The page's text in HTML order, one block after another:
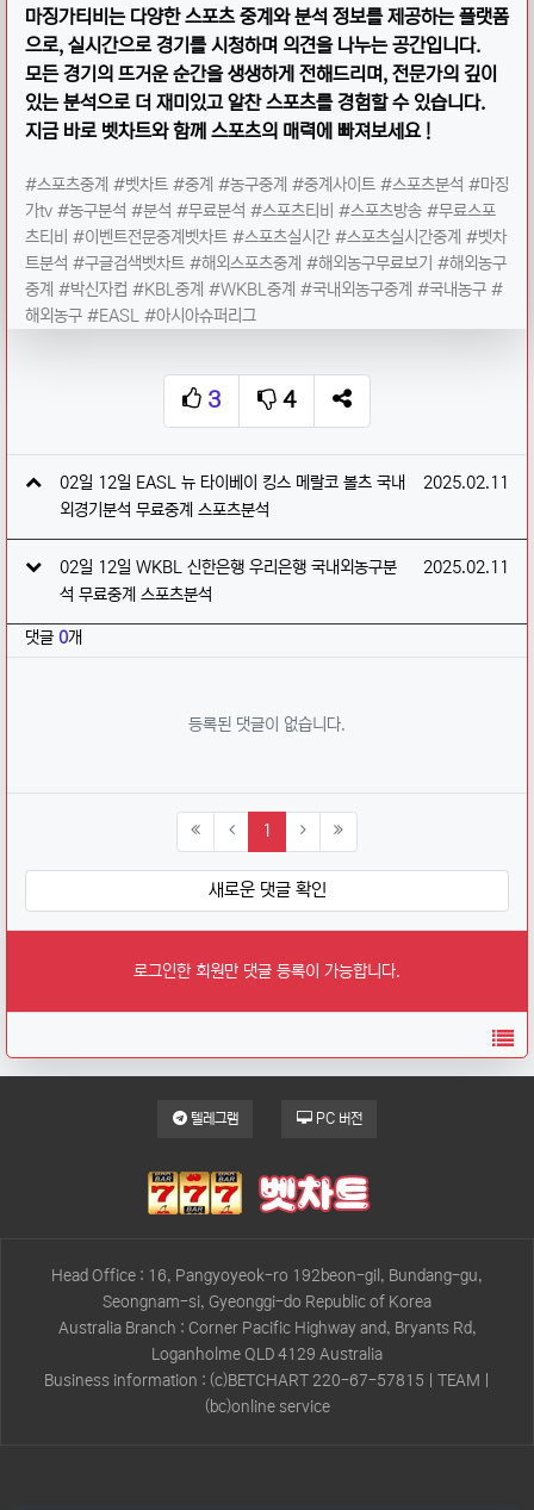
마징가 티비는 다양 한 스포츠 중계와 분석 정보를 제공하는 플랫폼
으로, 실시간으로 경기를 시청하며 의견을 나누는 공간입니다.
모든 경기의 뜨거운 순간을 생생하게 전해드리며, 전문가의 깊이
있는 분석으로 더 재미있고 알찬 스포츠를 경험할 수 있습니다.
지금 바로 벳차트와 함께 스포츠의 매력에 빠져보세요 !
#스포츠중계 #벳차트 #중계 #농구중계 #중계사이트 #스포츠분석 #마징
가tv #농구분석 #분석 #무료분석 #스포츠티비 #스포츠방송 #무료스포
츠티비 #이벤트전문중계벳차트 #스포츠실시간 #스포츠실시간중계 #벳차
트분석 #구글검색벳차트 #해외스포츠중계 #해외농구무료보기 #해외농구
중계 #박신자컵 #KBL중계 #WKBL중계 #국내외농구중계 #국내농구 #
해외농구 #EASL #아시아슈퍼리그
3
추천
4
비추천SNS 공유
02일 12일 EASL 뉴 타이베이 킹스 메랄코 볼츠 국내
외경기분석 무료중계 스포츠분석
작성일
2025.02.11
02일 12일 WKBL 신한은행 우리은행 국내외농구분
석 무료중계 스포츠분석
작성일
2025.02.11
댓글 0개
등록된 댓글이 없습니다.
1 (current)
새로운 댓글 확인
로그인한 회원만 댓글 등록이 가능합니다.
목
텔레그램 PC 버전
Head Office : 16, Pangyoyeok-ro 192beon-gil, Bundang-gu,
Seongnam-si, Gyeonggi-do Republic of Korea
Australia Branch : Corner Pacific Highway and, Bryants Rd,
Loganholme QLD 4129 Australia
Business information : (c)BETCHART 220-67-57815 | TEAM |
(bc)online service